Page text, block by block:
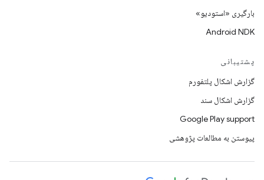
بارگیری «استودیو»
Android NDK
پشتیبانی
گزارش اشکال پلتفورم
گزارش اشکال سند
Google Play support
پیوستن به مطالعات پژوهشی